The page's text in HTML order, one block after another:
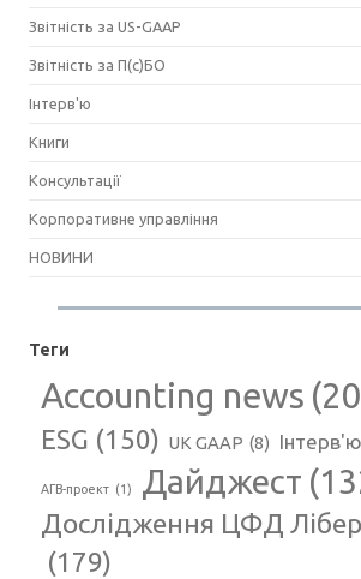
Звітність за US-GAAP
Звітність за П(с)БО
Інтерв'ю
Книги
Консультації
Корпоративне управління
НОВИНИ
Теги
Accounting news
ESG (150) UK GAAP (8) Інтерв'ю
АГВ-проект (1) Дайджест
Дослідження ЦФД
(179)